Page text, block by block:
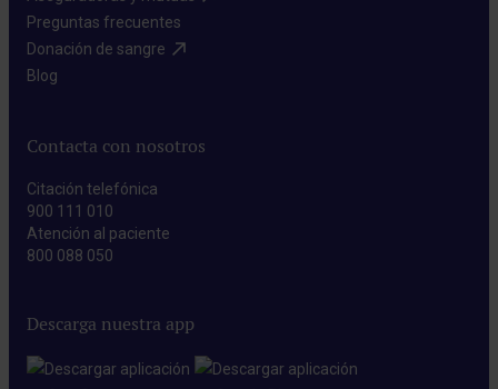
Preguntas frecuentes​
Donación de sangre​
Blog​
Contacta con nosotros
Citación telefónica
900 111 010
Atención al paciente
800 088 050
Descarga nuestra app